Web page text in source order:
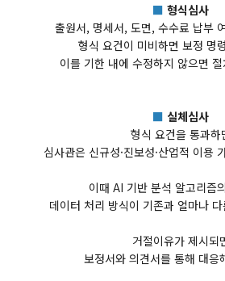
■ 형식심사
출원서, 명세서, 도면, 수수료 납부
형식 요건이 미비하면 보정 명
이를 기한 내에 수정하지 않으면
■ 실체심사
형식 요건을 통과하
심사관은 신규성·진보성·산업적 이용
이때 AI 기반 분석 알고리즘
데이터 처리 방식이 기존과 얼마나
거절이유가 제시되
보정서와 의견서를 통해 대응